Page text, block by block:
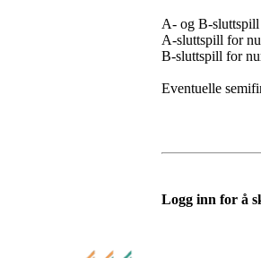
A- og B-
A-sluttspill for
B-sluttspill for
Eventuelle
Logg inn for å